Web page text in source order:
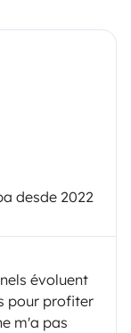
desde 2022
évoluent
pour profiter
m'a pas